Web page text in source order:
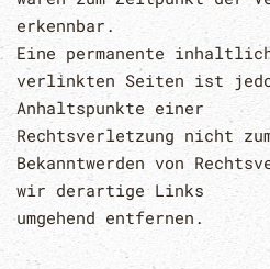
erkennbar.
Eine permanente
verlinkten Seiten ist
Anhaltspunkte einer
Rechtsverletzung nicht
Bekanntwerden von
wir derartige Links
umgehend entfernen.